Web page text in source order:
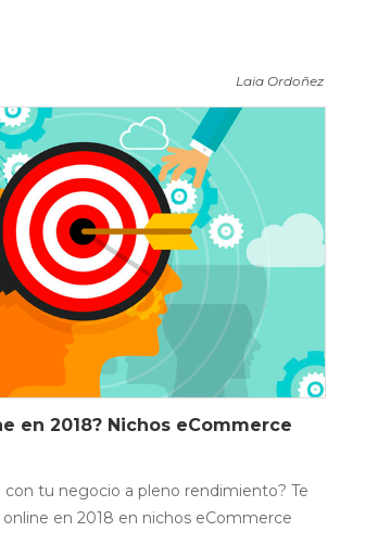
Laia Ordoñez
en 2018? Nichos eCommerce
con tu negocio a pleno rendimiento? Te
en 2018 en nichos eCommerce